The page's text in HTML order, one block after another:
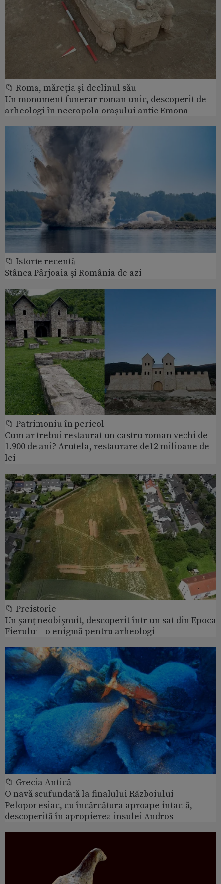
📁 Roma, măreţia şi declinul său
Un monument funerar roman unic, descoperit de
arheologi în necropola orașului antic Emona
📁 Istorie recentă
Stânca Pârjoaia şi România de azi
📁 Patrimoniu în pericol
Cum ar trebui restaurat un castru roman vechi de
1.900 de ani? Arutela, restaurare de12 milioane de
lei
📁 Preistorie
Un șanț neobișnuit, descoperit într-un sat din Epoca
Fierului - o enigmă pentru arheologi
📁 Grecia Antică
O navă scufundată la finalului Războiului
Peloponesiac, cu încărcătura aproape intactă,
descoperită în apropierea insulei Andros